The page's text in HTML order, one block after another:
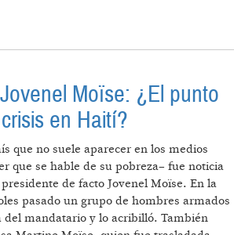
ARMADO
Moïse: ¿El punto
en Haití?
que no suele aparecer en los medios
que se hable de su pobreza– fue noticia
de facto Jovenel Moïse. En la
pasado un grupo de hombres armados
del mandatario y lo acribilló. También